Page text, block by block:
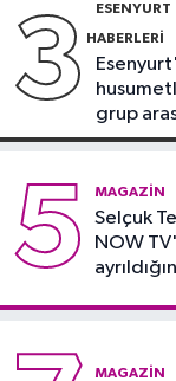
3 ESENYURT
HABERLERI
grup
silahlı
5 MAGAZIN
Selçuk
NOW
MAGAZIN